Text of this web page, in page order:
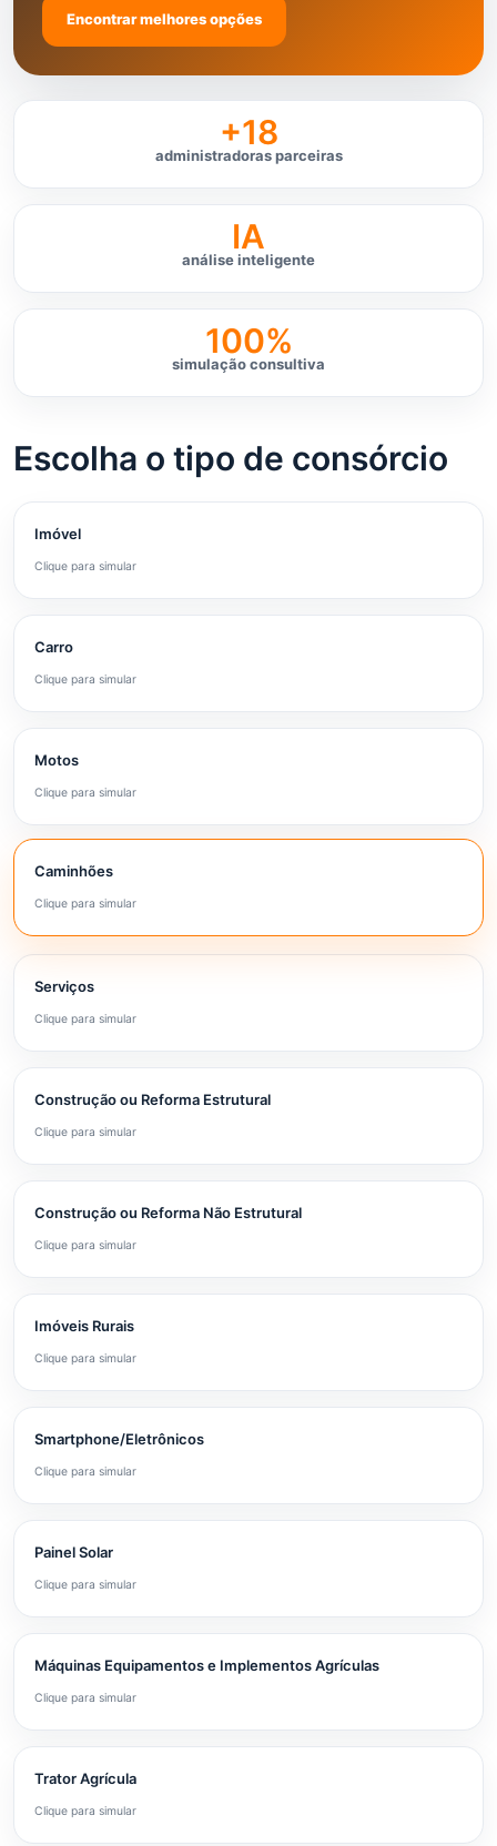
Encontrar melhores opções
+18
administradoras parceiras
IA
análise inteligente
100%
simulação consultiva
Escolha o tipo de consórcio
Imóvel
Clique para simular
Carro
Clique para simular
Motos
Clique para simular
Caminhões
Clique para simular
Serviços
Clique para simular
Construção ou Reforma Estrutural
Clique para simular
Construção ou Reforma Não Estrutural
Clique para simular
Imóveis Rurais
Clique para simular
Smartphone/Eletrônicos
Clique para simular
Painel Solar
Clique para simular
Máquinas Equipamentos e Implementos Agrículas
Clique para simular
Trator Agrícula
Clique para simular